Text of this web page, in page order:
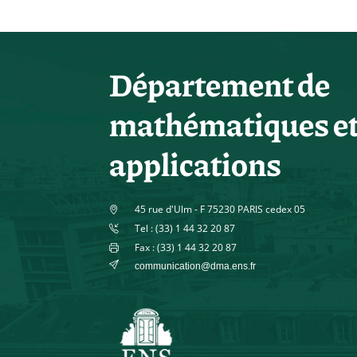
Département de
mathématiques
applications
45 rue d'Ulm - F 75230 PARIS cedex 05
Tel : (33) 1 44 32 20 87
Fax : (33) 1 44 32 20 87
communication@dma.ens.fr